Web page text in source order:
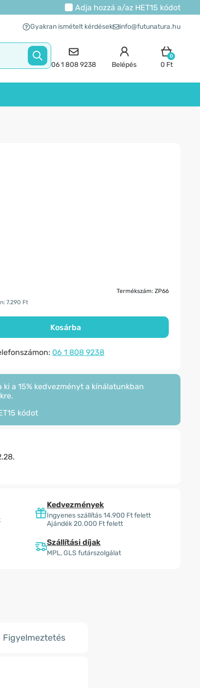
Adja hozzá a/az HET15 kódot
Gyakran ismételt kérdések info@futunatura.hu
06 1 808 9238 Belépés
0
0 Ft
Termékszám: ZP66
7.290 Ft
Kosárba
06 1 808 9238
ki a 15% kedvezményt a kínálatunkban
kódot
Kedvezmények
Ingyenes szállítás 14.900 Ft felett
Ajándék 20.000 Ft felett
Szállítási díjak
MPL, GLS futárszolgálat
Figyelmeztetés